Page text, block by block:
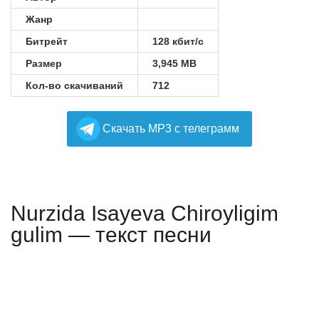
Жанр
Битрейт
128 кбит/с
Размер
3,945 MB
Кол-во скачиваний
712
Cкачать MP3 с телеграмм
Nurzida Isayeva Chiroyligim
gulim — текст песни